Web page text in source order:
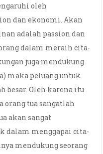
oleh
dan ekonomi. Akan
adalah passion dan
dalam meraih cita-
juga mendukung
maka peluang untuk
besar. Oleh karena itu
orang tua sangatlah
akan sangat
dalam menggapai cita-
mendukung seorang